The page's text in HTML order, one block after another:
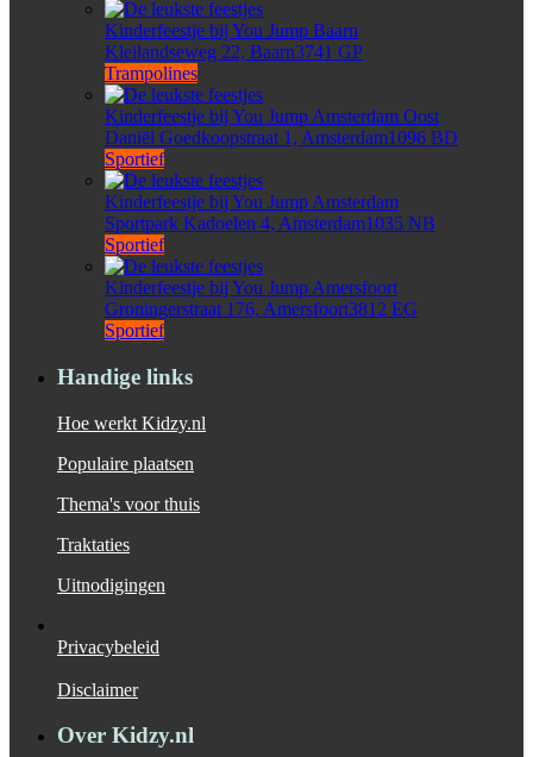
Kinderfeestje bij You Jump Baarn
Kleilandseweg 22, Baarn3741 GP
Trampolines
Kinderfeestje bij You Jump Amsterdam Oost
Daniël Goedkoopstraat 1, Amsterdam1096 BD
Sportief
Kinderfeestje bij You Jump Amsterdam
Sportpark Kadoelen 4, Amsterdam1035 NB
Sportief
Kinderfeestje bij You Jump Amersfoort
Groningerstraat 176, Amersfoort3812 EG
Sportief
Handige links
Hoe werkt Kidzy.nl
Populaire plaatsen
Thema's voor thuis
Traktaties
Uitnodigingen
Privacybeleid
Disclaimer
Over Kidzy.nl